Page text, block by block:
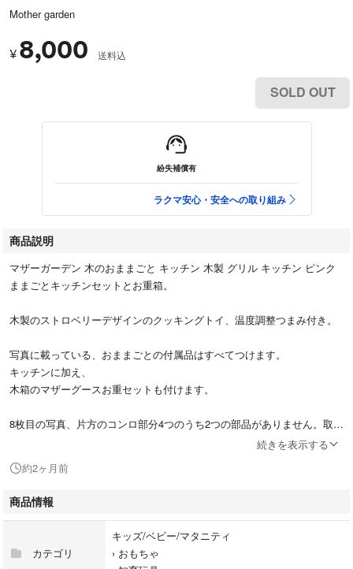
Mother garden
¥ 8,000 送料込
SOLD OUT
紛失補償有
ラクマ安心・安全への取り組み
商品説明
マザーガーデン 木のおままごと キッチン 木製 グリル キッチン ピンク
ままごとキッチンセットとお重箱。
木製のストロベリーデザインのクッキングトイ、温度調整つまみ付き。
写真に載っている、おままごとの付属品はすべてつけます。
キッチンに加え、
木箱のマザーグースお重セットも付けます。
8枚目の写真、片方のコンロ部分4つのうち2つの部品がありません。取れ
おもちゃについては、処分するためつけない予定です。(裏にペン書きが
あるため。もしご入用ならつけます。)
使用に伴う、傷や汚れがあります。
ご了承いただける方のみご購入をお願いします。
何か気になることがあれば、事前に確認をお願いいたします。
続きを表示する
約2ヶ月前
商品情報
カテゴリ
キッズ/ベビー/マタニティ
› おもちゃ